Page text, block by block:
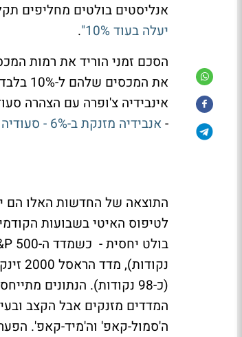
אנליסטים בולטים מחליפים
יעלה בעוד 10%"
.
את
אינבידיה צ'ופרה עם הצהרה
- אנבידיה מזנקת ב-6% - סעודיה תזמין ממנה "מאות אלפי שבבים"
התוצאה של החדשות האלו הם
לטיפוס האיטי בשבועות
(כ-98 נקודות). הנתונים
המדדים מזנקים אבל הקצב
ה'סמול-קאפ' וה'מיד-קאפ'.